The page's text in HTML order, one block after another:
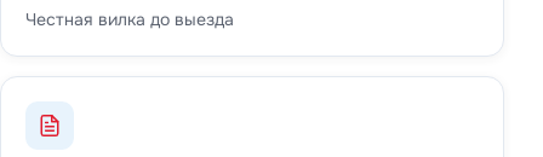
Честная вилка до выезда